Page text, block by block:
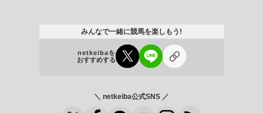
みんなで一緒に競馬を楽しもう!
netkeibaを
おすすめする
＼ netkeiba公式SNS ／